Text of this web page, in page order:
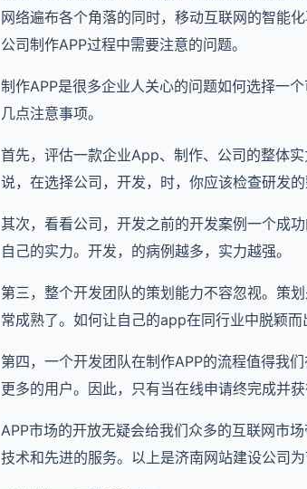
网络遍布各个角落的同时，移动互联网的智能
公司制作APP过程中需要注意的问题。
制作APP是很多企业人关心的问题如何选择一
几点注意事项。
首先，评估一款企业App、制作、公司的整体
说，在选择公司，开发，时，你应该检查研发
其次，看看公司，开发之前的开发案例一个成
自己的实力。开发，的病例越多，实力越强。
第三，整个开发团队的策划能力不容忽视。策
常成熟了。如何让自己的app在同行业中脱颖
第四，一个开发团队在制作APP的流程值得我
更多的用户。因此，只有当在线申请终完成并
APP市场的开放无疑会给我们众多的互联网市
技术和先进的服务。以上是济南网站建设公司